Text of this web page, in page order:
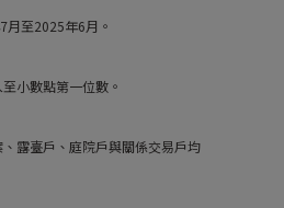
月至2025年6月。
小數點第一位數。
露臺戶、庭院戶與關係交易戶均